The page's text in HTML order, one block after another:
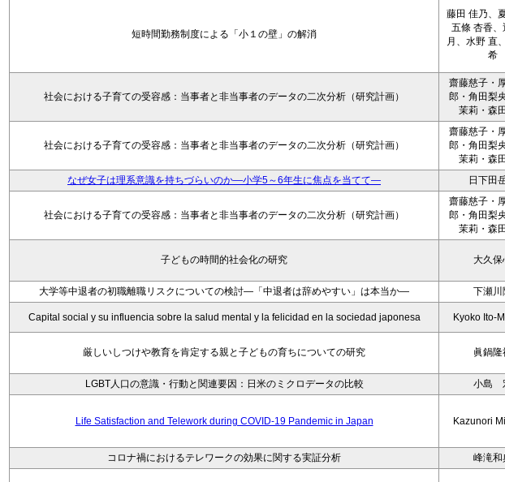
短時間勤務制度による「小１の壁」の解消
藤田 佳乃、
五條 杏香、
月、水野 直
希
社会における子育ての受容感：当事者と非当事者のデータの二次分析（研究計画）
齋藤慈子・
郎・角田梨
茉莉・森
社会における子育ての受容感：当事者と非当事者のデータの二次分析（研究計画）
齋藤慈子・
郎・角田梨
茉莉・森
なぜ女子は理系意識を持ちづらいのか―小学5～6年生に焦点を当てて― 日下田
社会における子育ての受容感：当事者と非当事者のデータの二次分析（研究計画）
齋藤慈子・
郎・角田梨
茉莉・森
子どもの時間的社会化の研究 大久保
大学等中退者の初職離職リスクについての検討―「中退者は辞めやすい」は本当か―
下瀬川
Capital social y su influencia sobre la salud mental y la felicidad en la sociedad japonesa Kyoko Ito-
厳しいしつけや教育を肯定する親と子どもの育ちについての研究 眞鍋隆
LGBT人口の意識・行動と関連要因：日米のミクロデータの比較
小島
Life Satisfaction and Telework during COVID-19 Pandemic in Japan Kazunori
コロナ禍におけるテレワークの効果に関する実証分析
峰滝和